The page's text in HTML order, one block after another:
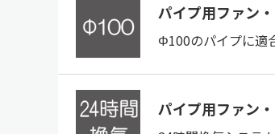
パイプ用ファン
Φ100のパイプに適
パイプ用ファン